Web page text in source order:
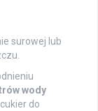
surowej lub
wody
do